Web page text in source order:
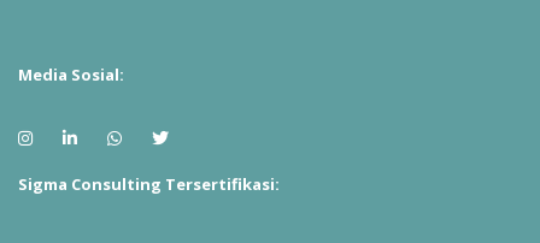
Media Sosial:
Sigma Consulting Tersertifikasi: